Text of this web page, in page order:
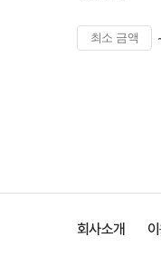
회사소개